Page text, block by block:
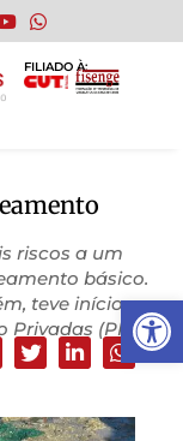
Abrir
FILIADO À:
riscos a um
básico.
teve início
Privadas (PPPs)